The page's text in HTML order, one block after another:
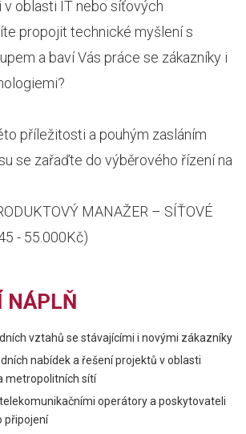
v oblasti IT nebo síťových
propojit technické myšlení s
a baví Vás práce se zákazníky i
příležitosti a pouhým zasláním
se zařaďte do výběrového řízení na
MANAŽER – SÍŤOVÉ
- 55.000Kč)
NÁPLŇ
vztahů se stávajícími i novými zákazníky
nabídek a řešení projektů v oblasti
metropolitních sítí
operátory a poskytovateli
připojení